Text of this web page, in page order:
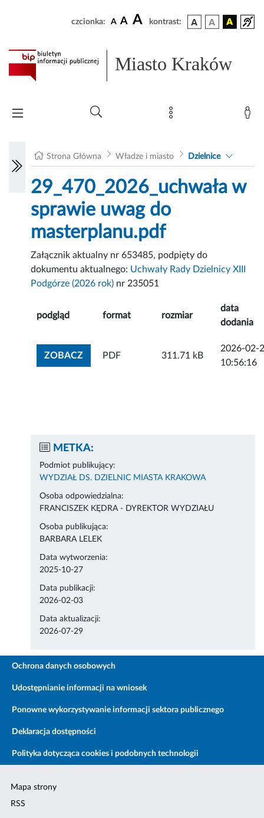
czcionka: A A A kontrast:
Miasto Kraków
Strona Główna Władze i miasto Dzielnice
29_470_2026_uchwała w
sprawie uwag do
masterplanu.pdf
Załącznik aktualny nr 653485, podpięty do
dokumentu aktualnego: Uchwały Rady Dzielnicy XIII
Podgórze (2026 rok) nr 235051
podgląd format rozmiar
data
dodania
ZOBACZZOBACZ ZAŁĄCZNIK
PDF 311.71 kB
2026-02-
10:56:16
METKA:
Podmiot publikujący:
WYDZIAŁ DS. DZIELNIC MIASTA KRAKOWA
Osoba odpowiedzialna:
FRANCISZEK KĘDRA - DYREKTOR WYDZIAŁU
Osoba publikująca:
BARBARA LELEK
Data wytworzenia:
2025-10-27
Data publikacji:
2026-02-03
Data aktualizacji:
2026-07-29
Ochrona danych osobowych
Udostępnianie informacji na wniosek
Ponowne wykorzystywanie informacji sektora publicznego
Deklaracja dostępności
Polityka dotycząca cookies i podobnych technologii
Mapa strony
RSS